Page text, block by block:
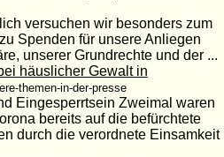
versuchen wir besonders zum
Spenden für unsere Anliegen
unserer Grundrechte und der ...
häuslicher Gewalt in
themen-in-der-presse
Eingesperrtsein Zweimal waren
bereits auf die befürchtete
durch die verordnete Einsamkeit